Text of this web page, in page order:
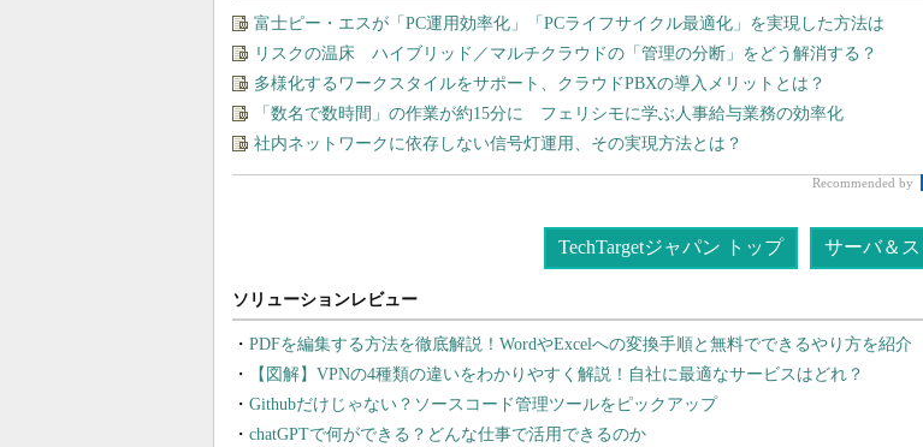
富士ピー・エスが「PC運用効率化」「PCライフサイクル最適化」を実現した方法は
リスクの温床 ハイブリッド／マルチクラウドの「管理の分断」をどう解消する？
多様化するワークスタイルをサポート、クラウドPBXの導入メリットとは？
「数名で数時間」の作業が約15分に フェリシモに学ぶ人事給与業務の効率化
社内ネットワークに依存しない信号灯運用、その実現方法とは？
Recommended by
TechTargetジャパン トップ サーバ＆
PDFを編集する方法を徹底解説！WordやExcelへの変換手順と無料でできるやり方を紹介
【図解】VPNの4種類の違いをわかりやすく解説！自社に最適なサービスはどれ？
Githubだけじゃない？ソースコード管理ツールをピックアップ
chatGPTで何ができる？どんな仕事で活用できるのか